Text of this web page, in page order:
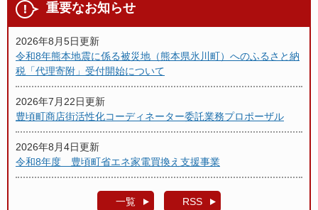
重要なお知らせ
2026年8月5日更新
令和8年熊本地震に係る被災地（熊本県氷川町）へのふるさと納
税「代理寄附」受付開始について
2026年7月22日更新
豊頃町商店街活性化コーディネーター委託業務プロポーザル
2026年8月4日更新
令和8年度 豊頃町省エネ家電買換え支援事業
一覧 RSS